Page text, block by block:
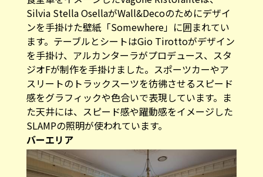
Silvia Stella OsellaがWall&Decoのためにデザイ
ンを手掛けた壁紙「Somewhere」に囲まれてい
ます。テーブルとシートはGio Tirottoがデザイン
を手掛け、アルカンターラがプロデュース、スタ
ジオFが制作を手掛けました。スポーツカーやア
スリートのトラックスーツを彷彿させるスピード
感をグラフィックや色合いで表現しています。ま
た天井には、スピード感や躍動感をイメージした
SLAMPの照明が使われています。
バーエリア